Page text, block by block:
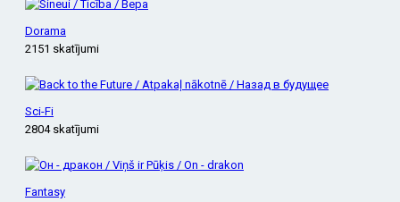
Dorama
2151 skatījumi
Sci-Fi
2804 skatījumi
Fantasy